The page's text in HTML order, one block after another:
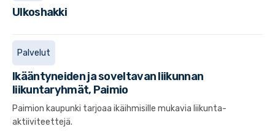
Ulkoshakki
Palvelut
Ikääntyneiden ja soveltavan liikunnan
liikuntaryhmät, Paimio
Paimion kaupunki tarjoaa ikäihmisille mukavia liikunta-
aktiiviteettejä.